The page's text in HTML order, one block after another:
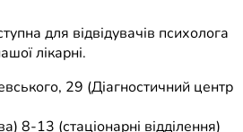
для відвідувачів психолога
лікарні.
29 (Діагностичний центр
8-13 (стаціонарні відділення)